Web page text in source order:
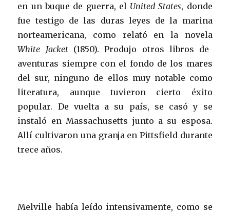
en un buque de guerra, el United States, donde
fue testigo de las duras leyes de la marina
norteamericana, como relató en la novela
White Jacket(1850). Produjo otros libros de
aventuras siempre con el fondo de los mares
del sur, ninguno de ellos muy notable como
literatura, aunque tuvieron cierto éxito
popular. De vuelta a su país, se casó y se
instaló en Massachusetts junto a su esposa.
Allí cultivaron una granja en Pittsfield durante
trece años.
Melville había leído intensivamente, como se